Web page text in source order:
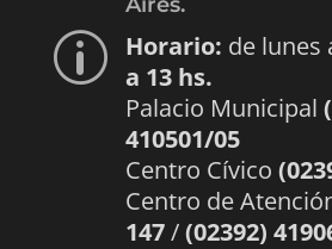
p Horario: de lunes
a 13 hs.
Palacio Municipal
410501/05
Centro Cívico
Centro de
147/(02392)